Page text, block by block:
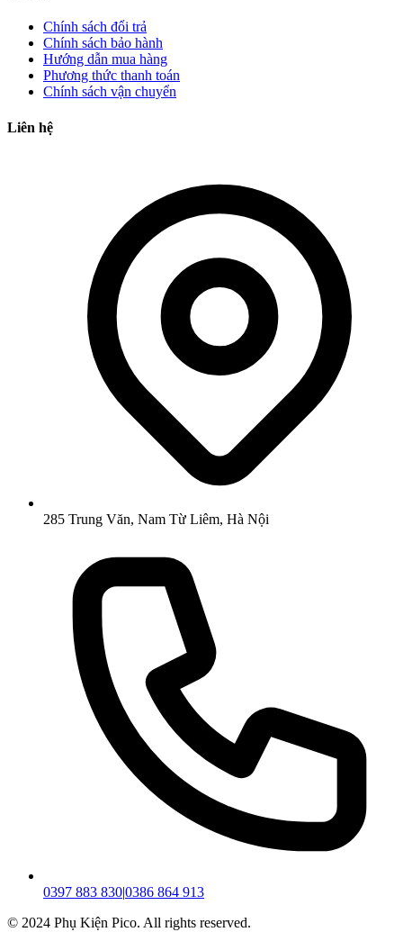
Chính sách đổi trả
Chính sách bảo hành
Hướng dẫn mua hàng
Phương thức thanh toán
Chính sách vận chuyển
Liên hệ
285 Trung Văn, Nam Từ Liêm, Hà Nội
0397 883 830|0386 864 913
© 2024 Phụ Kiện Pico. All rights reserved.